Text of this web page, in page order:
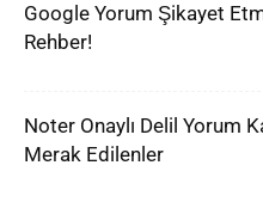
Google Yorum Şikayet
Rehber!
Noter Onaylı Delil Yorum
Merak Edilenler